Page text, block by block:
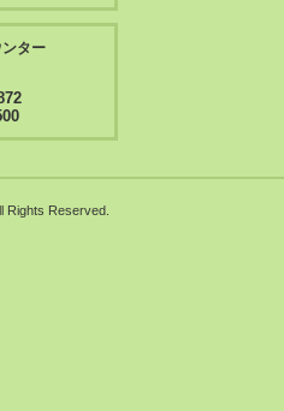
ンター
Rights Reserved.